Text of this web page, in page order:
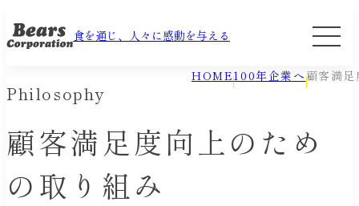
食を通じ、人々に感動を与える
HOME100年企業へ顧客満
Philosophy
顧客満足度向上のため
の取り組み